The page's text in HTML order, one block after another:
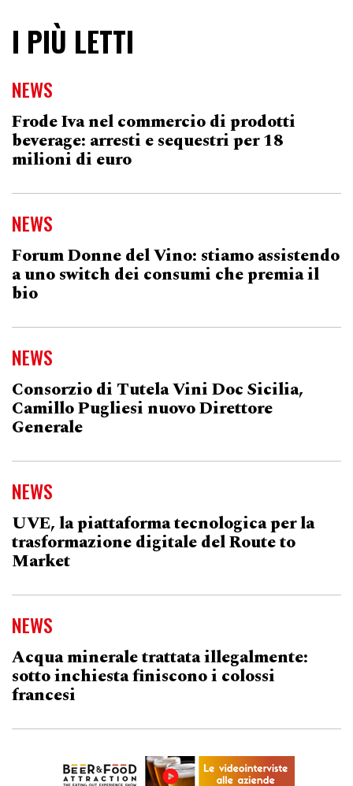
I PIÙ LETTI
NEWS
Frode Iva nel commercio di prodotti
beverage: arresti e sequestri per 18
milioni di euro
NEWS
Forum Donne del Vino: stiamo assistendo
a uno switch dei consumi che premia il
bio
NEWS
Consorzio di Tutela Vini Doc Sicilia,
Camillo Pugliesi nuovo Direttore
Generale
NEWS
UVE, la piattaforma tecnologica per la
trasformazione digitale del Route to
Market
NEWS
Acqua minerale trattata illegalmente:
sotto inchiesta finiscono i colossi
francesi